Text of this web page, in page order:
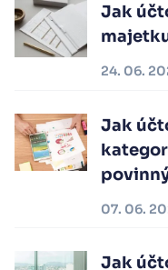
Jak
24. 06.
Jak
07. 06.
Jak